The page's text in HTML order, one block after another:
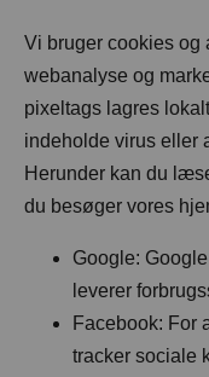
Info
Kontakt
Vi bruger cookies og
webanalyse og
pixeltags lagres
indeholde virus eller
Herunder kan du
du besøger vores
Google:
leverer
Facebook: For
tracker sociale